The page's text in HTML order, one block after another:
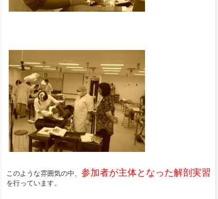
このような雰囲気の中、参加者が主体となった解剖実習
を行っています。